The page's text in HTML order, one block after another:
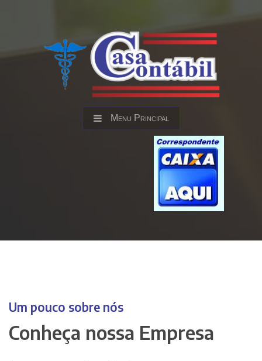
Menu Principal
Um pouco sobre nós
Conheça nossa Empresa